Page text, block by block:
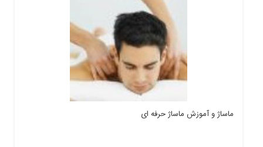
ماساژ و آموزش ماساژ حرفه ای